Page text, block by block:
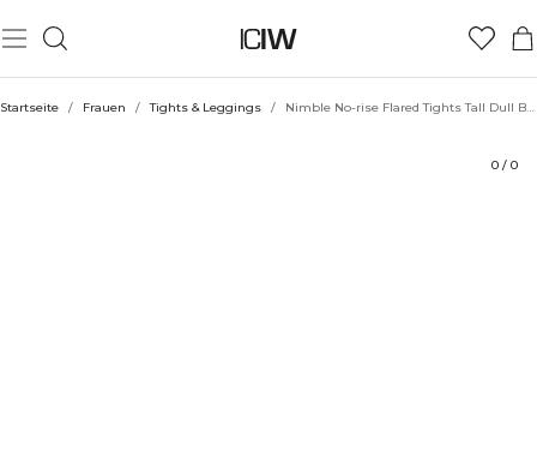
Startseite / Frauen / Tights & Leggings / Nimble No-rise Flared Tights Tall Dull Berry Red
0 / 0